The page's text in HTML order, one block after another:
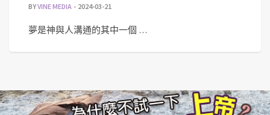
BYVINE MEDIA 2024-03-21
夢是神與人溝通的其中一個 …